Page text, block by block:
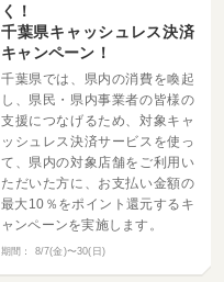
く！
千葉県キャッシュレス決済
キャンペーン！
千葉県では、県内の消費を喚起
し、県民・県内事業者の皆様の
支援につなげるため、対象キャ
ッシュレス決済サービスを使っ
て、県内の対象店舗をご利用い
ただいた方に、お支払い金額の
最大10％をポイント還元するキ
ャンペーンを実施します。
期間： 8/7(金)〜30(日)